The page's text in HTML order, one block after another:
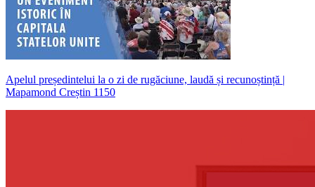
Apelul președintelui la o zi de rugăciune, laudă și recunoștință |
Mapamond Creștin 1150